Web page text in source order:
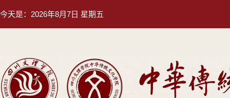
今天是： 2026年8月7日 星期五